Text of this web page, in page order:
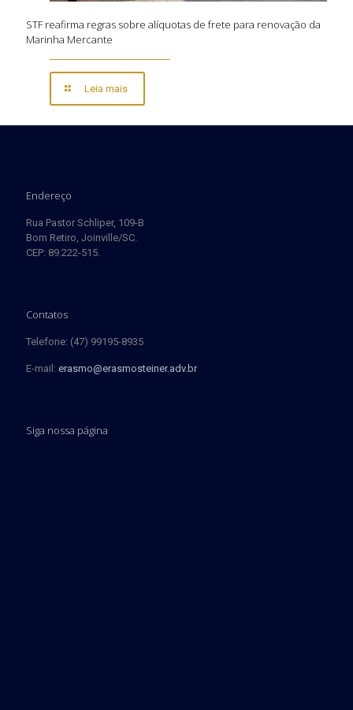
STF reafirma regras sobre alíquotas de frete para renovação da
Marinha Mercante
Leia mais
Endereço
Rua Pastor Schliper, 109-B
Bom Retiro, Joinville/SC.
CEP: 89.222-515.
Contatos
Telefone: (47) 99195-8935
E-mail: erasmo@erasmosteiner.adv.br
Siga nossa página